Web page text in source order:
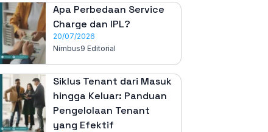
Apa Perbedaan Service
Charge dan IPL?
20/07/2026
Nimbus9 Editorial
Siklus Tenant dari Masuk
hingga Keluar: Panduan
Pengelolaan Tenant
yang Efektif